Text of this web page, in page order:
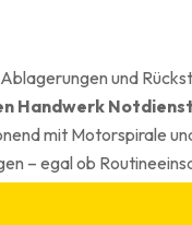
und
Handwerk
mit Motorspirale
– egal ob